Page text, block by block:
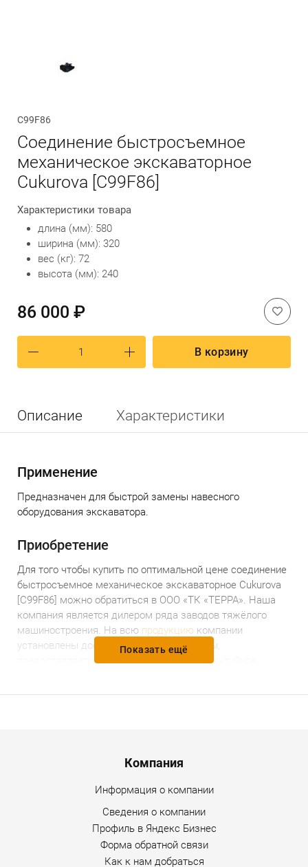
C99F86
Соединение быстросъемное
механическое экскаваторное
Cukurova [C99F86]
Характеристики товара
длина (мм): 580
ширина (мм): 320
вес (кг): 72
высота (мм): 240
86 000 ₽
В корзину
Описание Характеристики
Применение
Предназначен для быстрой замены навесного
оборудования экскаватора.
Приобретение
Для того чтобы купить по оптимальной цене соединение
быстросъемное механическое экскаваторное Cukurova
[C99F86] можно обратиться в ООО «ТК «ТЕРРА». Наша
компания является дилером ряда заводов тяжёлого
машиностроения. На всю продукцию компании
установлены доступные и разумные цены,
предоставляется гарантийное и послегарантийное
Показать ещё
Компания
Информация о компании
Сведения о компании
Профиль в Яндекс Бизнес
Форма обратной связи
Как к нам добраться